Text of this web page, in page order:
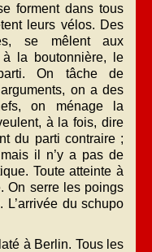
forment dans tous
leurs vélos. Des
se mêlent aux
à la boutonnière, le
On tâche de
on a des
on ménage la
à la fois, dire
du parti contraire ;
il n’y a pas de
Toute atteinte à
On serre les poings
du schupo
à Berlin. Tous les